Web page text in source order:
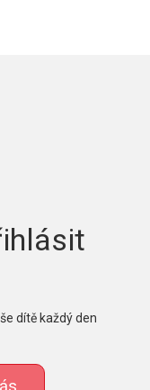
dítě každý den